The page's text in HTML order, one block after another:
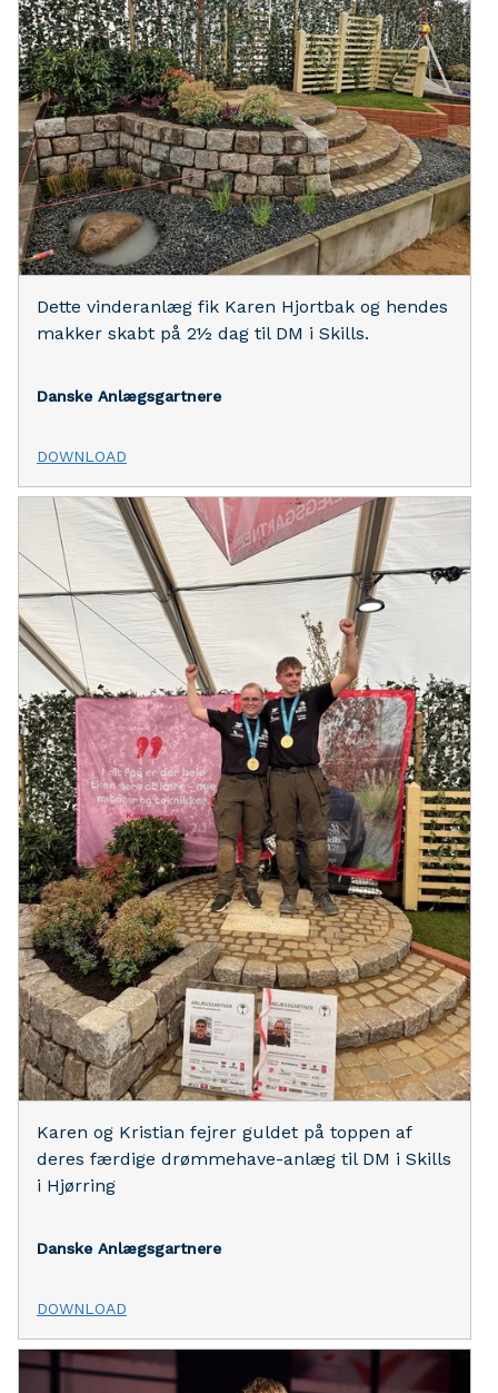
Dette vinderanlæg fik Karen Hjortbak og hendes
makker skabt på 2½ dag til DM i Skills.
Danske Anlægsgartnere
DOWNLOAD
Karen og Kristian fejrer guldet på toppen af
deres færdige drømmehave-anlæg til DM i Skills
i Hjørring
Danske Anlægsgartnere
DOWNLOAD